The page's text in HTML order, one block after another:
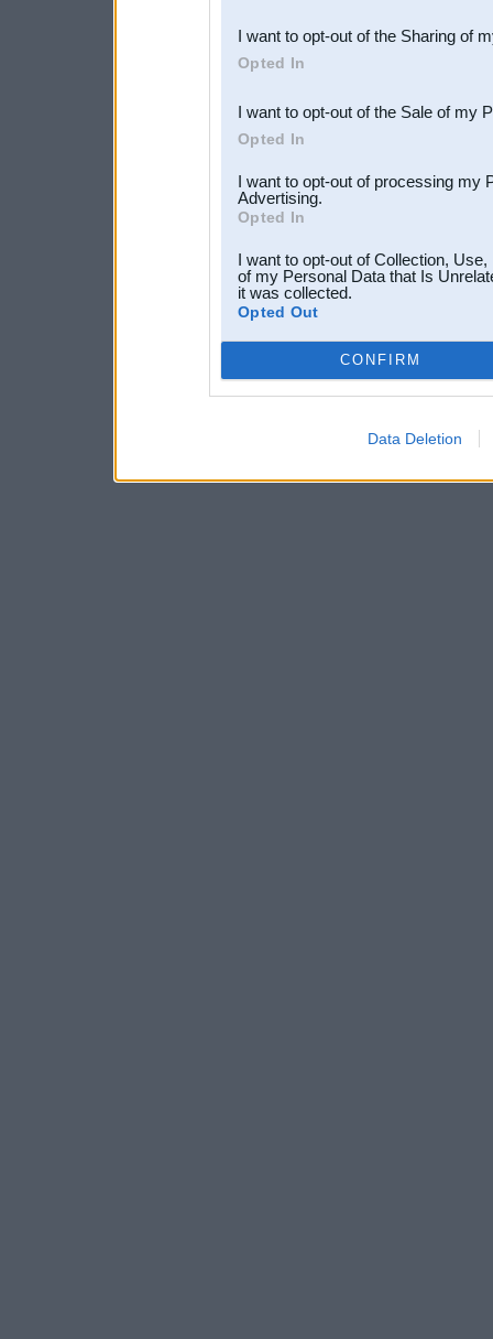
Downstream Participants
third parties.
I want to opt-out of the Sharing of
Opted In
I want to opt-out of the Sale of my
Opted In
I want to opt-out of processing my
Advertising.
Opted In
I want to opt-out of Collection,
of my Personal Data that Is
it was collected.
Opted Out
CONFIRM
Data Deletion